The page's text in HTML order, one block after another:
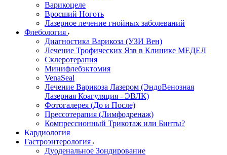
Варикоцеле
Вросший Ноготь
Лазерное лечение гнойных заболеваний
Флебология
Диагностика Варикоза (УЗИ Вен)
Лечение Трофических Язв в Клинике МЕДЕЛ
Склеротерапия
Минифлебэктомия
VenaSeal
Лечение Варикоза Лазером (ЭндоВенозная
Лазерная Коагуляция - ЭВЛК)
Фотогалерея (До и После)
Прессотерапия (Лимфодренаж)
Компрессионный Трикотаж или Бинты?
Кардиология
Гастроэнтерология
Дуоденальное Зондирование